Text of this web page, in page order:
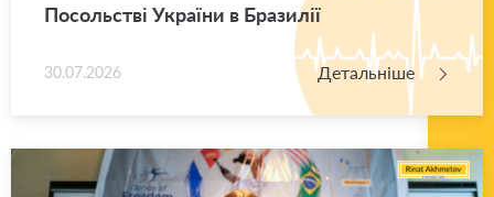
По­соль­стві Укра­ї­ни в Бра­зи­лії
30.07.2026 Детальніше